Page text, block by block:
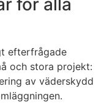
för alla
efterfrågade
och stora projekt:
av väderskydd